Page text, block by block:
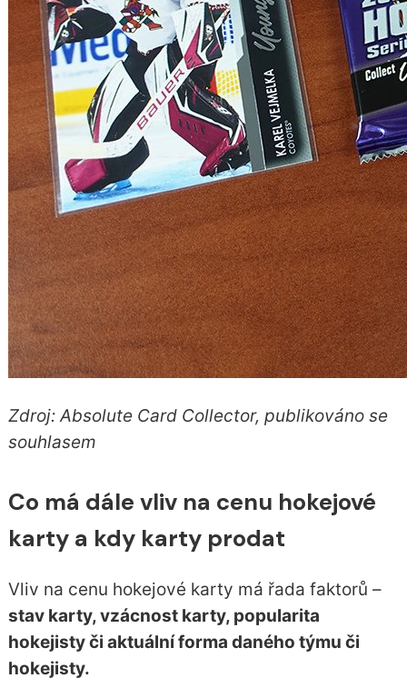
Zdroj: Absolute Card Collector, publikováno se
souhlasem
Co má dále vliv na cenu hokejové
karty a kdy karty prodat
Vliv na cenu hokejové karty má řada faktorů –
stav karty, vzácnost karty, popularita
hokejisty či aktuální forma daného týmu či
hokejisty.